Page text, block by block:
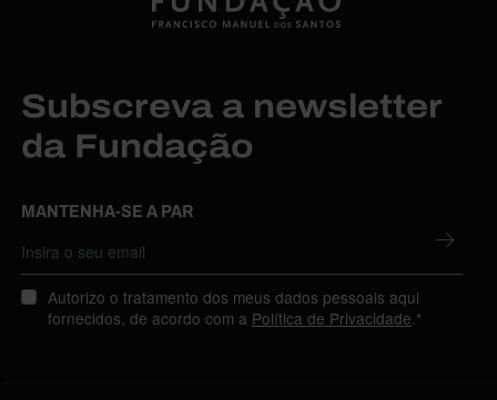
Subscreva a newsletter
da Fundação
MANTENHA-SE A PAR
Autorizo o tratamento dos meus dados pessoais aqui
fornecidos, de acordo com a Política de Privacidade .*